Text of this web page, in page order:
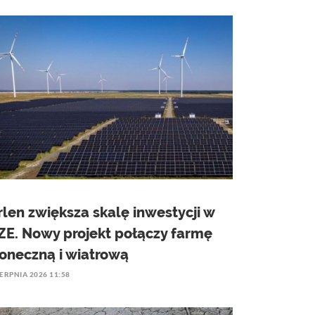
zwiększa skalę inwestycji w
Nowy projekt połączy farmę
i wiatrową
2026 11:58